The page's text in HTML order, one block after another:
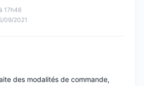
17h46
09/2021
des modalités de commande,